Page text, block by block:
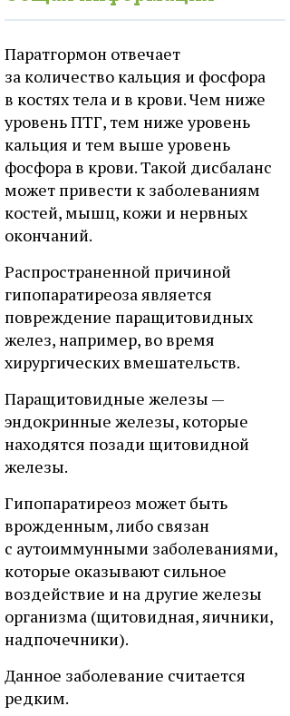
Паратгормон отвечает
за количество кальция и фосфора
в костях тела и в крови. Чем ниже
уровень ПТГ, тем ниже уровень
кальция и тем выше уровень
фосфора в крови. Такой дисбаланс
может привести к заболеваниям
костей, мышц, кожи и нервных
окончаний.
Распространенной причиной
гипопаратиреоза является
повреждение паращитовидных
желез, например, во время
хирургических вмешательств.
Паращитовидные железы —
эндокринные железы, которые
находятся позади щитовидной
железы.
Гипопаратиреоз может быть
врожденным, либо связан
с аутоиммунными заболеваниями,
которые оказывают сильное
воздействие и на другие железы
организма (щитовидная, яичники,
надпочечники).
Данное заболевание считается
редким.